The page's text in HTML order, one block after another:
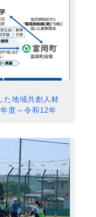
た地域共創人材
度～令和12年